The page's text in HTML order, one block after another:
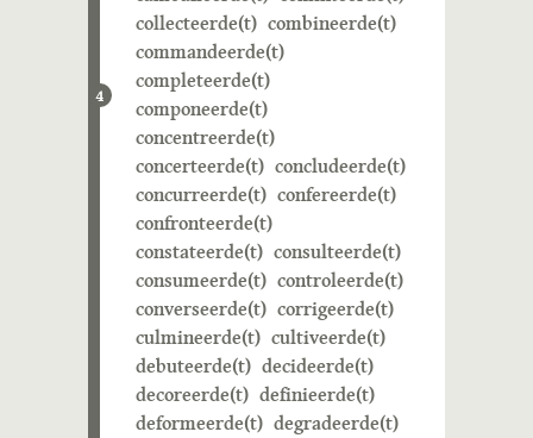
4
collecteerde(t) combineerde(t)
commandeerde(t)
completeerde(t)
componeerde(t)
concentreerde(t)
concerteerde(t) concludeerde(t)
concurreerde(t) confereerde(t)
confronteerde(t)
constateerde(t) consulteerde(t)
consumeerde(t) controleerde(t)
converseerde(t) corrigeerde(t)
culmineerde(t) cultiveerde(t)
debuteerde(t) decideerde(t)
decoreerde(t) definieerde(t)
deformeerde(t) degradeerde(t)